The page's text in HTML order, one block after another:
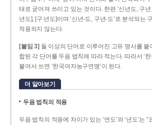
태로 굳어져 쓰이고 있는 것이다. 한편 ‘신년도, 구년
년도], [구ː년도]이며 ‘신년­-도, 구년-­도’로 분석되는
적용되지 않는다.
[붙임 3] 둘 이상의 단어로 이루어진 고유 명사를 붙
합된 각 단어를 두음 법칙에 따라 적는다. 따라서 ‘
붙여서 쓰면 ‘한국여자농구연맹’이 된다.
더 알아보기
두음 법칙의 적용
두음 법칙의 적용에 차이가 있는 ‘연도’와 ‘년도’는